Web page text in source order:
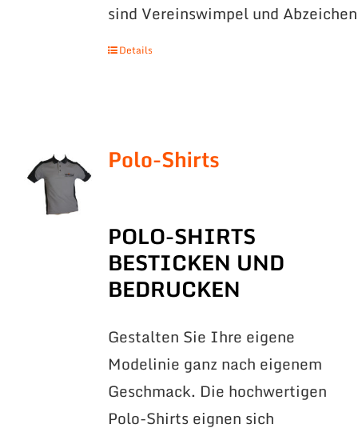
sind Vereinswimpel und
Details
Polo-Shirts
POLO-SHIRTS
BESTICKEN UND
BEDRUCKEN
Gestalten Sie Ihre eigene
Modelinie ganz nach eigenem
Geschmack. Die hochwertigen
Polo-Shirts eignen sich